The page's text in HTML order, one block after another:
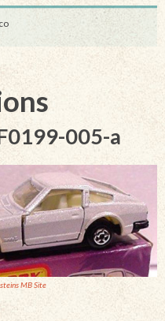
005-a
MB Site